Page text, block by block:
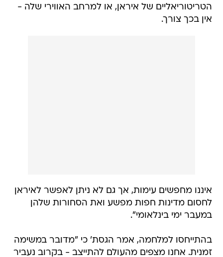
הטריטוריאליים של איראן, או למרחב האווירי שלה -
אין בכך צורך.
איננו מחפשים עימות, אך גם לא ניתן לאפשר לאיראן
לחסום מדינות חפות מפשע ואת הסחורות שלהן
במעבר ימי בינלאומי".
בהתייחסו למלחמה, אמר הגסת' כי "מדובר במשימה
זמנית. אחנו מצפים מהעולם להתייצב - בקרוב נעביר